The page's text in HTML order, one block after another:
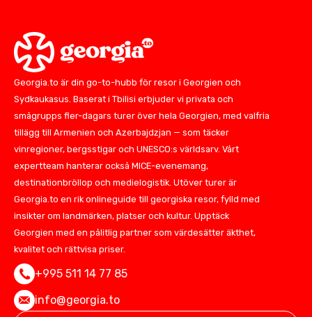
Georgia.to är din go-to-hubb för resor i Georgien och
Sydkaukasus. Baserat i Tbilisi erbjuder vi privata och
smågrupps fler-dagars turer över hela Georgien, med valfria
tillägg till Armenien och Azerbajdzjan — som täcker
vinregioner, bergsstigar och UNESCO:s världsarv. Vårt
expertteam hanterar också MICE-evenemang,
destinationbröllop och medielogistik. Utöver turer är
Georgia.to en rik onlineguide till georgiska resor, fylld med
insikter om landmärken, platser och kultur. Upptäck
Georgien med en pålitlig partner som värdesätter äkthet,
kvalitet och rättvisa priser.
+995 511 14 77 85
info@georgia.to